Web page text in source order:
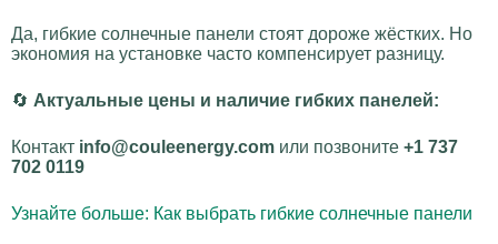
Да, гибкие солнечные панели стоят дороже жёстких. Но
экономия на установке часто компенсирует разницу.
🔄 Актуальные цены и наличие гибких панелей:
Контакт info@couleenergy.com или позвоните +1 737
702 0119
Узнайте больше: Как выбрать гибкие солнечные панели